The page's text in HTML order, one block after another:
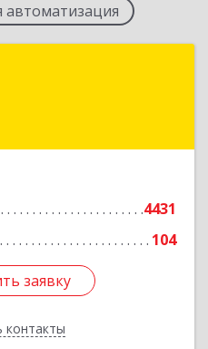
автоматизация
4431
104
заявку
контакты
г, Болдина ул, дом №
заявку